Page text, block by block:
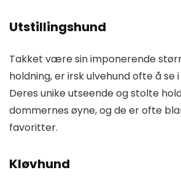
Utstillingshund
Takket være sin imponerende
holdning, er irsk ulvehund ofte å se
Deres unike utseende og stolte
dommernes øyne, og de er ofte
favoritter.
Kløvhund